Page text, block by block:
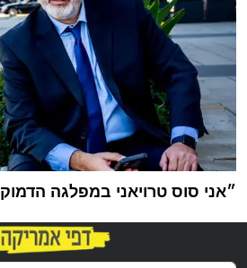
״אני סוס טרויאני במפלגה